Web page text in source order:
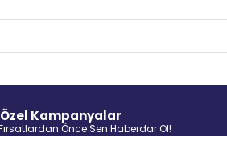
Özel Kampanyalar
Önce Sen Haberdar Ol!